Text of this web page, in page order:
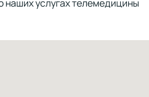
услугах телемедицины